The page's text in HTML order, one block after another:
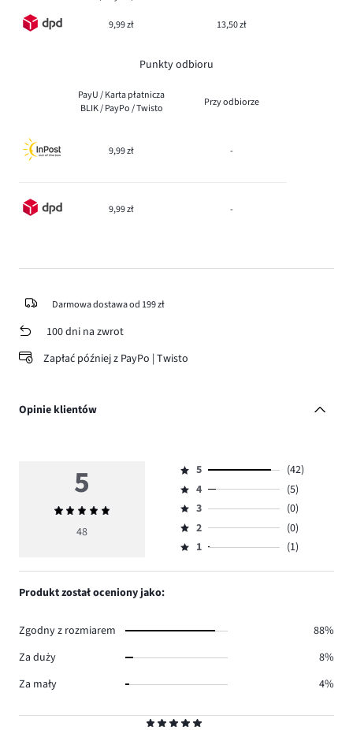
9,99 zł 13,50 zł
Punkty odbioru
PayU / Karta płatnicza
BLIK / PayPo / Twisto
Przy odbiorze
9,99 zł -
9,99 zł -
Darmowa dostawa od 199 zł
100 dni na zwrot
Zapłać później z PayPo | Twisto
Opinie klientów
5
Średnia
ocena
48
Ocena
5,
ilość
głosów
42.
5
(42)
Ocena
4,
ilość
głosów
4
(5)
Ocena
3,
ilość
3
(0)
Ocena
2,
2
(0)
Ocena
1,
1 (1)
Produkt został oceniony jako:
Zgodny z rozmiarem
88%
Za duży
8%
Za mały
4%